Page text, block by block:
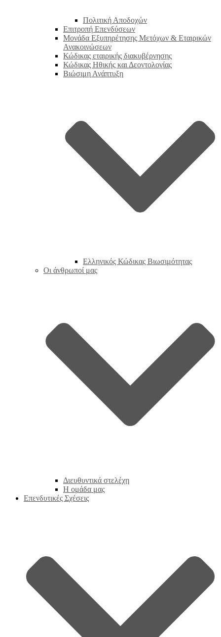
Πολιτική Αποδοχών
Επιτροπή Επενδύσεων
Μονάδα Εξυπηρέτησης Μετόχων & Εταιρικών
Ανακοινώσεων
Κώδικας εταιρικής διακυβέρνησης
Κώδικας Ηθικής και Δεοντολογίας
Βιώσιμη Ανάπτυξη
Ελληνικός Κώδικας Βιωσιμότητας
Οι άνθρωποί μας
Διευθυντικά στελέχη
Η ομάδα μας
Επενδυτικές Σχέσεις